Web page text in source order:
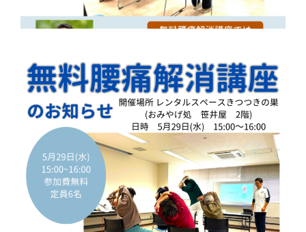
こ
り
腰
痛
坐
骨
神